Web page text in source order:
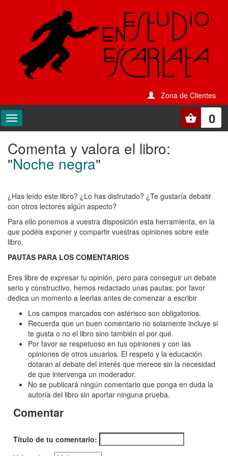
Zona de Clientes
0
Comenta
y
valora
el
libro:
Noche
negra
Comenta y valora el libro:
"Noche negra"
¿Has leído este libro? ¿Lo has disfrutado? ¿Te gustaría debatir
con otros lectores algún aspecto?
Para ello ponemos a vuestra disposición esta herramienta, en la
que podéis exponer y compartir vuestras opiniones sobre este
libro.
PAUTAS PARA LOS COMENTARIOS
Eres libre de expresar tu opinión, pero para conseguir un debate
serio y constructivo, hemos redactado unas pautas, por favor
dedica un momento a leerlas antes de comenzar a escribir
Los campos marcados con astérisco son obligatorios.
Recuerda que un buen comentario no solamente incluye si
te gusta o no el libro sino también el por qué.
Por favor se respetuoso en tus opiniones y con las
opiniones de otros usuarios. El respeto y la educación
dotaran al debate del interés que merece sin la necesidad
de que intervenga un moderador.
No se publicará ningún comentario que ponga en duda la
autoría del libro sin aportar ninguna prueba.
Comentar
Título de tu comentario: